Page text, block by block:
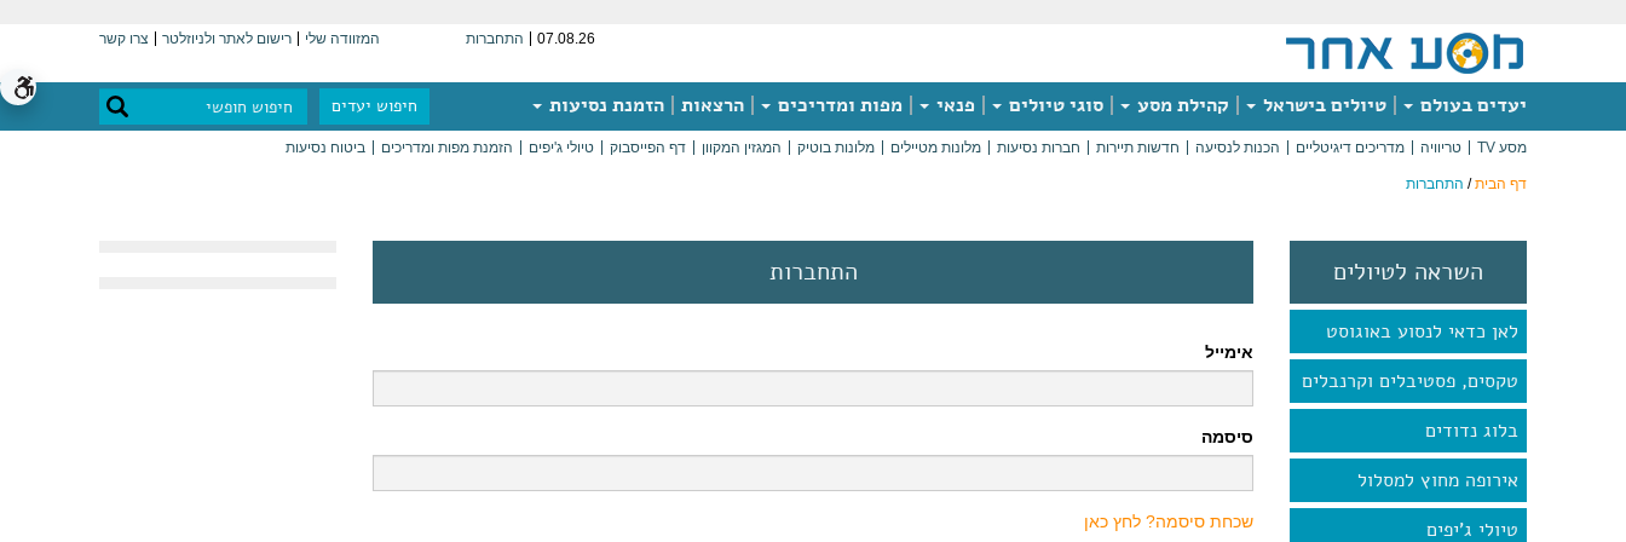
07.08.26 התחברות המזוודה שלי רישום לאתר ולניוזלטר צרו קשר
יעדים בעולם טיולים בישראל קהילת מסע סוגי טיולים פנאי מפות ומדריכים הרצאות הזמנת נסיעות חיפוש יעדים
מסע TV טריוויה מדריכים דיגיטליים הכנות לנסיעה חדשות תיירות חברות נסיעות מלונות מטיילים מלונות בוטיק המגזין המקוון דף הפייסבוק טיולי ג'יפים הזמנת מפות ומדריכים ביטוח נסיעות
דף הבית/ התחברות
השראה לטיולים
לאן כדאי לנסוע באוגוסט
טקסים, פסטיבלים וקרנבלים
בלוג נדודים
אירופה מחוץ למסלול
טיולי ג'יפים
התחברות
אימייל
סיסמה
שכחת סיסמה? לחץ כאן